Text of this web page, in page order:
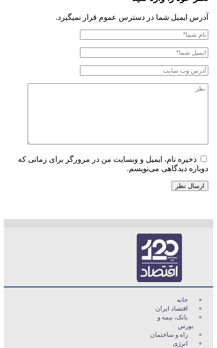
آدرس ایمیل شما در دسترس عموم قرار نمیگیرد.
ذخیره نام، ایمیل و وبسایت من در مرورگر برای زمانی که
دوباره دیدگاهی می‌نویسم.
خانه
اقتصاد ایران
بانک، بیمه و
بورس
راه و ساختمان
انرژی